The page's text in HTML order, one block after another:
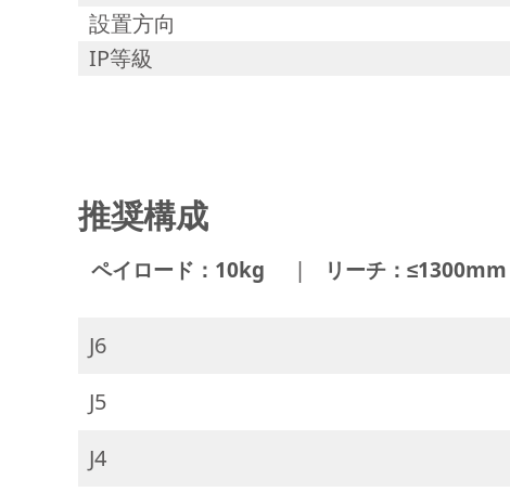
設置方向
IP等級
推奨構成
ペイロード：10kg | リーチ：≤1300mm
J6
J5
J4